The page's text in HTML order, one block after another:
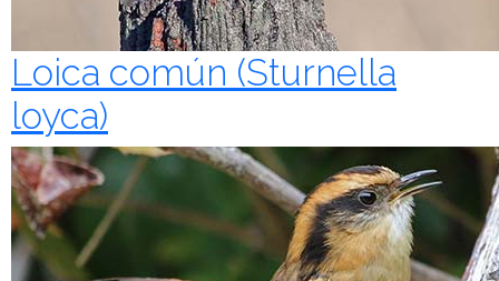
Loica común (Sturnella
loyca)